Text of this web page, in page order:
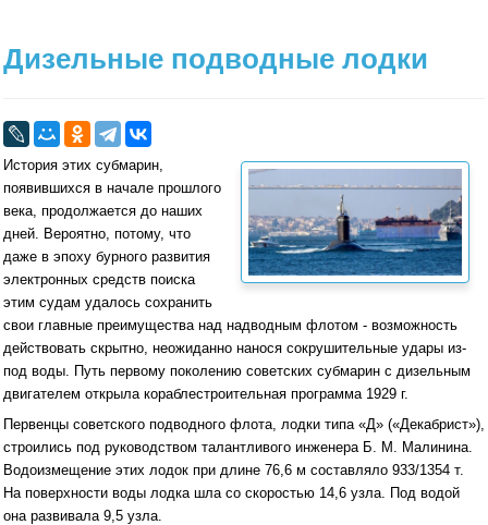
Дизельные подводные лодки
История этих субмарин,
появившихся в начале прошлого
века, продолжается до наших
дней. Вероятно, потому, что
даже в эпоху бурного развития
электронных средств поиска
этим судам удалось сохранить
свои главные преимущества над надводным флотом - возможность
действовать скрытно, неожиданно нанося сокрушительные удары из-
под воды. Путь первому поколению советских субмарин с дизельным
двигателем открыла кораблестроительная программа 1929 г.
Первенцы советского подводного флота, лодки типа «Д» («Декабрист»),
строились под руководством талантливого инженера Б. М. Малинина.
Водоизмещение этих лодок при длине 76,6 м составляло 933/1354 т.
На поверхности воды лодка шла со скоростью 14,6 узла. Под водой
она развивала 9,5 узла.